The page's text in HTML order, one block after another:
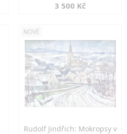
3 500 Kč
NOVÉ
Rudolf Jindřich: Mokropsy v